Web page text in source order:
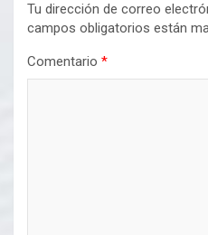
Tu dirección de correo
campos obligatorios están
Comentario *